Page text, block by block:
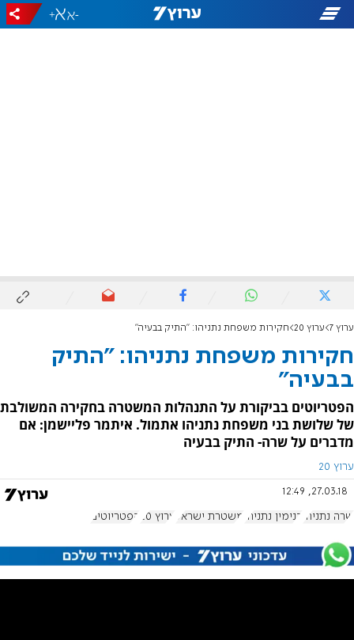
-
+
ערוץ 7 ערוץ 20 חקירות משפחת נתניהו: "התיק בבעיה"
חקירות משפחת נתניהו: "התיק
בבעיה"
הפטריוטים בביקורת על התנהלות המשטרה בחקירה המשולבת
של שלושת בני משפחת נתניהו אתמול. איתמר פליישמן: אם
מדברים על שרה- התיק בבעיה
ערוץ 20
27.03.18, 12:49
שרה נתניהו בנימין נתניהו משטרת ישראל ערוץ 20 הפטריוטים